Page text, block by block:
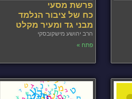
פרשת מסעי
כח של ציבור הנלמד
מבני גד ומעיר מקלט
הרב יהושע מישקובסקי
פתח »